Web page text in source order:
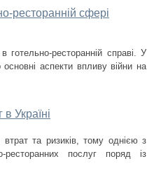
ресторанній сфері
готельно-ресторанній справі. У
аспекти впливу війни на
Україні
втрат та ризиків, тому однією з
ресторанних послуг поряд із